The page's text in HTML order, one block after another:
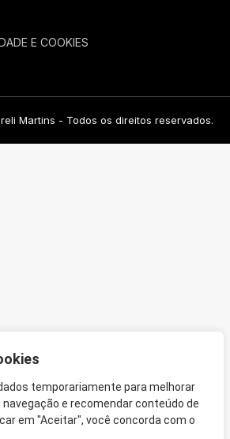
temporariamente para melhorar
navegação e recomendar conteúdo de
em "Aceitar", você concorda com o
E COOKIES
Martins - Todos os direitos reservados.